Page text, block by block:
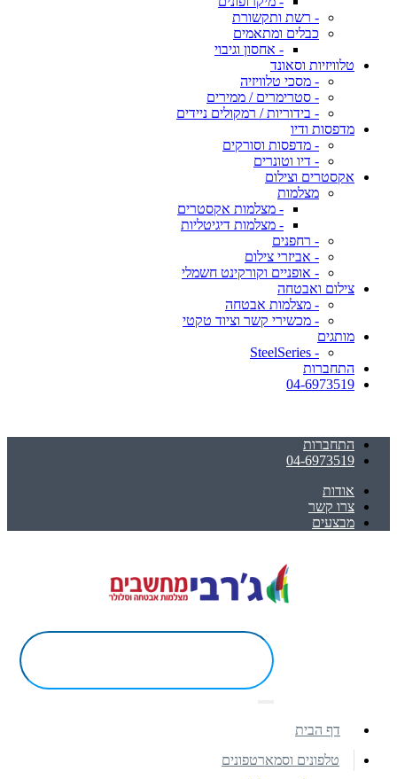
- רשת ותקשורת
כבלים ומתאמים
- אחסון וגיבוי
טלוויזיות וסאונד
- מסכי טלוויזיה
- סטרימרים / ממירים
- בידוריות / רמקולים ניידים
מדפסות ודיו
- מדפסות וסורקים
- דיו וטונרים
אקסטרים וצילום
מצלמות
- מצלמות אקסטרים
- מצלמות דיגיטליות
- רחפנים
- אביזרי צילום
- אופניים וקורקינט חשמלי
צילום ואבטחה
- מצלמות אבטחה
- מכשירי קשר וציוד טקטי
מותגים
- SteelSeries
התחברות
04-6973519
התחברות
04-6973519
אודות
צרו קשר
מבצעים
דף הבית
טלפונים וסמארטפונים